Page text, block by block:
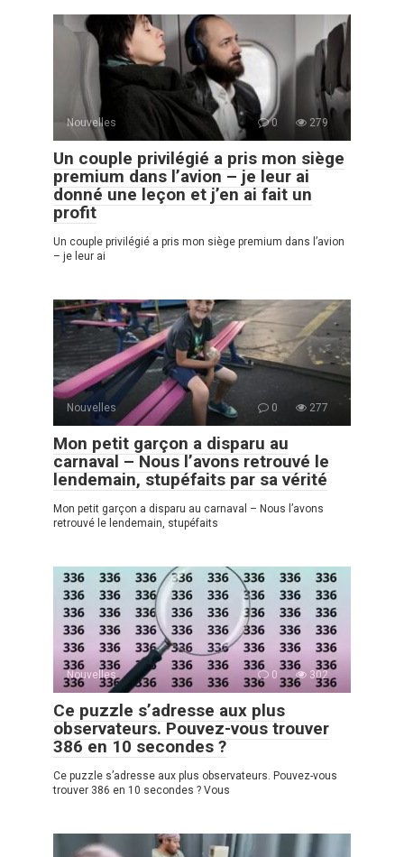
Nouvelles 0 279
Un couple privilégié a pris mon siège
premium dans l’avion – je leur ai
donné une leçon et j’en ai fait un
profit
Un couple privilégié a pris mon siège premium dans l’avion
– je leur ai
Nouvelles 0 277
Mon petit garçon a disparu au
carnaval – Nous l’avons retrouvé le
lendemain, stupéfaits par sa vérité
Mon petit garçon a disparu au carnaval – Nous l’avons
retrouvé le lendemain, stupéfaits
Nouvelles 0 302
Ce puzzle s’adresse aux plus
observateurs. Pouvez-vous trouver
386 en 10 secondes ?
Ce puzzle s’adresse aux plus observateurs. Pouvez-vous
trouver 386 en 10 secondes ? Vous